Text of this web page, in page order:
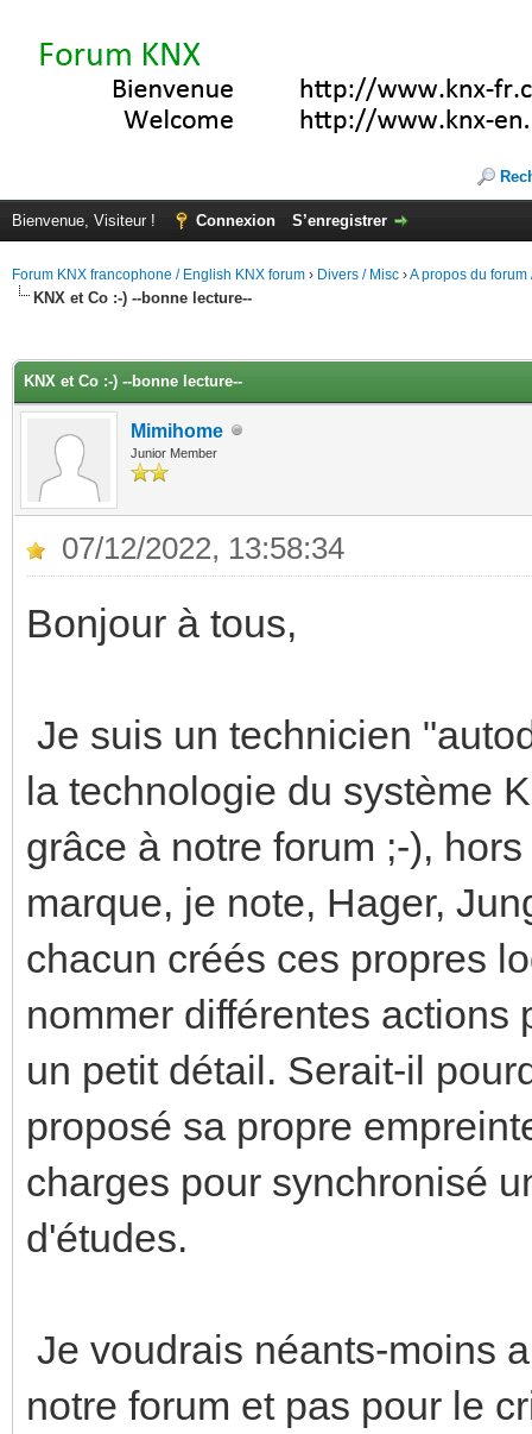
Bienvenue, Visiteur ! Connexion S’enregistrer
Forum KNX francophone / English KNX forum › Divers / Misc ›A propos du forum
KNX et Co :-) --bonne lecture--
KNX et Co :-) --bonne lecture--
Mimihome
Junior Member
07/12/2022, 13:58:34
Bonjour à tous,
Je suis un technicien
la technologie du système
grâce à notre forum ;-),
marque, je note, Hager,
chacun créés ces propres
nommer différentes actions
un petit détail. Serait-il
proposé sa propre
charges pour synchronisé
d'études.
Je voudrais néants-moins
notre forum et pas pour le